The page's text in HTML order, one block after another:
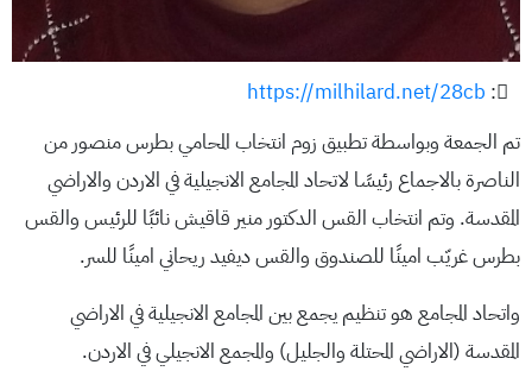
:
https://milhilard.net/28cb
تم الجمعة وبواسطة تطبيق زوم انتخاب المحامي بطرس منصور من
الناصرة بالاجماع رئيسًا لاتحاد المجامع الانجيلية في الاردن والاراضي
المقدسة. وتم انتخاب القس الدكتور منير قاقيش نائبًا للرئيس والقس
بطرس غريّب امينًا للصندوق والقس ديفيد ريحاني امينًا للسر.
واتحاد المجامع هو تنظيم يجمع بين المجامع الانجيلية في الاراضي
المقدسة (الاراضي المحتلة والجليل) والمجمع الانجيلي في الاردن.